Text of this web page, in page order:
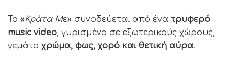
Το «Κράτα Με» συνοδεύεται από ένα τρυφερό
music video, γυρισμένο σε εξωτερικούς χώρους,
γεμάτο χρώμα, φως, χορό και θετική αύρα.